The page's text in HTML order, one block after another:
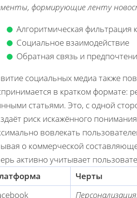
формирующие ленту
Алгоритмическая фильтрация
Социальное взаимодействие
Обратная связь и
социальных медиа также
в кратком формате:
статьями. Это, с одной
риск искажённого
вовлекать
о коммерческой
активно учитывает
Черты